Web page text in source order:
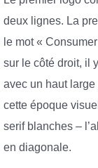
deux lignes. La
le mot «
sur le côté droit, il
avec un haut
cette époque
serif blanches –
en diagonale.